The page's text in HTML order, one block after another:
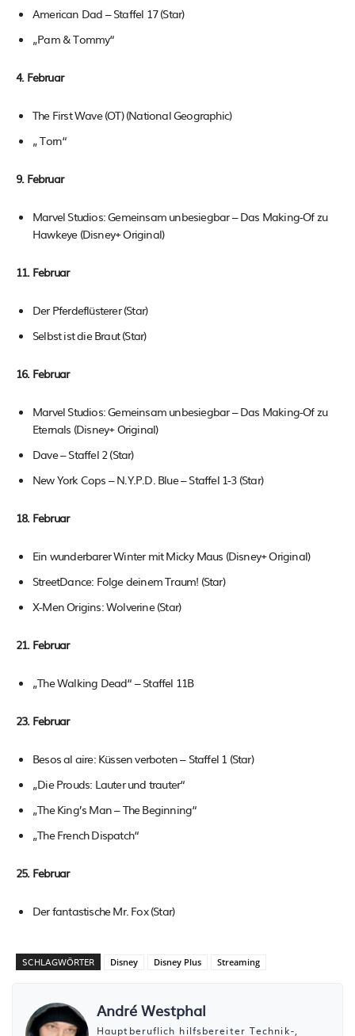
American Dad – Staffel 17 (Star)
„Pam & Tommy“
4. Februar
The First Wave (OT) (National Geographic)
„ Torn“
9. Februar
Marvel Studios: Gemeinsam unbesiegbar – Das Making-Of zu
Hawkeye (Disney+ Original)
11. Februar
Der Pferdeflüsterer (Star)
Selbst ist die Braut (Star)
16. Februar
Marvel Studios: Gemeinsam unbesiegbar – Das Making-Of zu
Eternals (Disney+ Original)
Dave – Staffel 2 (Star)
New York Cops – N.Y.P.D. Blue – Staffel 1-3 (Star)
18. Februar
Ein wunderbarer Winter mit Micky Maus (Disney+ Original)
StreetDance: Folge deinem Traum! (Star)
X-Men Origins: Wolverine (Star)
21. Februar
„The Walking Dead“ – Staffel 11B
23. Februar
Besos al aire: Küssen verboten – Staffel 1 (Star)
„Die Prouds: Lauter und trauter“
„The King’s Man – The Beginning“
„The French Dispatch“
25. Februar
Der fantastische Mr. Fox (Star)
SCHLAGWÖRTER Disney Disney Plus Streaming
André Westphal
Hauptberuflich hilfsbereiter Technik-,